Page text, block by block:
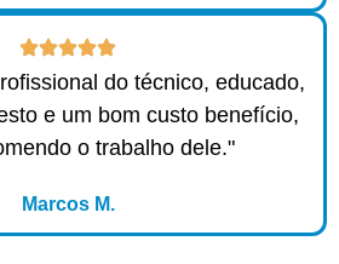
do técnico, educado,
e um bom custo benefício,
o trabalho dele."
Marcos M.